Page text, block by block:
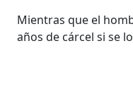
Mientras que el
años de cárcel si se